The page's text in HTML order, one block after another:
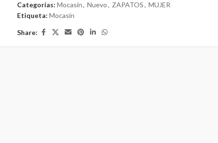
Categorías: Mocasín, Nuevo, ZAPATOS, MUJER
Etiqueta: Mocasín
Share: